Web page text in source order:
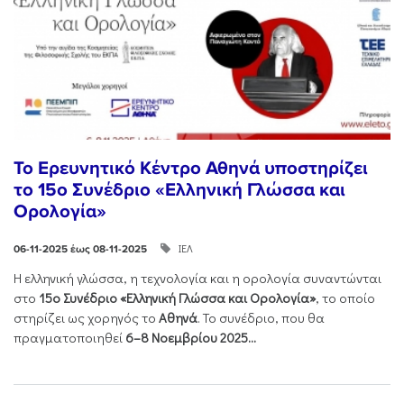
Το Ερευνητικό Κέντρο Αθηνά υποστηρίζει
το 15ο Συνέδριο «Ελληνική Γλώσσα και
Ορολογία»
06-11-2025 έως 08-11-2025 ΙΕΛ
Η ελληνική γλώσσα, η τεχνολογία και η ορολογία συναντώνται
στο 15ο Συνέδριο «Ελληνική Γλώσσα και Ορολογία», το οποίο
στηρίζει ως χορηγός το Αθηνά. Το συνέδριο, που θα
πραγματοποιηθεί 6–8 Νοεμβρίου 2025...